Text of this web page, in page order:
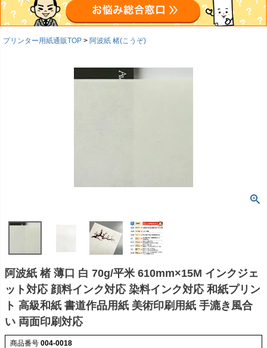
プリンター用紙通販TOP 阿波紙 楮(こうぞ)
阿波紙 楮 薄口 白 70g/平米 610mm×15M インクジェ
ット対応 顔料インク対応 染料インク対応 和紙プリン
ト 高級和紙 書道作品用紙 美術印刷用紙 手漉き風合
い 両面印刷対応
商品番号 004-0018